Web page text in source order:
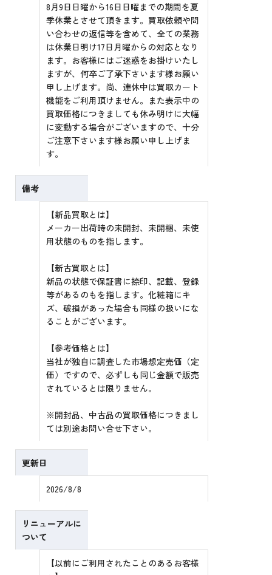
8月9日日曜から16日日曜までの期間を夏
季休業とさせて頂きます。買取依頼や問
い合わせの返信等を含めて、全ての業務
は休業日明け17日月曜からの対応となり
ます。お客様にはご迷惑をお掛けいたし
ますが、何卒ご了承下さいます様お願い
申し上げます。尚、連休中は買取カート
機能をご利用頂けません。また表示中の
買取価格につきましても休み明けに大幅
に変動する場合がございますので、十分
ご注意下さいます様お願い申し上げま
す。
備考
【新品買取とは】
メーカー出荷時の未開封、未開梱、未使
用状態のものを指します。
【新古買取とは】
新品の状態で保証書に捺印、記載、登録
等があるのもを指します。化粧箱にキ
ズ、破損があった場合も同様の扱いにな
ることがございます。
【参考価格とは】
当社が独自に調査した市場想定売価（定
価）ですので、必ずしも同じ金額で販売
されているとは限りません。
※開封品、中古品の買取価格につきまし
ては別途お問い合せ下さい。
更新日
2026/8/8
リニューアルに
ついて
【以前にご利用されたことのあるお客様